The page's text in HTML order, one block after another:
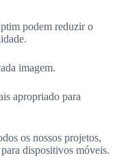
podem reduzir o
imagem.
apropriado para
os nossos projetos,
dispositivos móveis.